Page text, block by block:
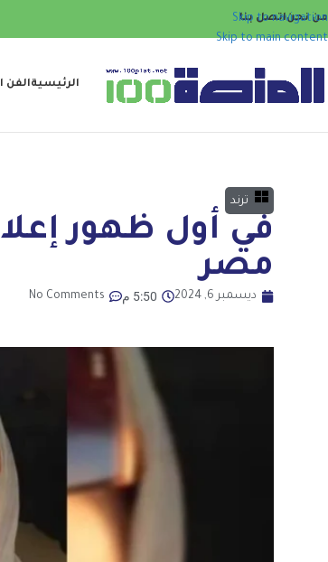
Skip to navigation
Skip to main content
من نحناتصل بنا
الرئيسيةالفن
ترند
في أول ظهور
مصر
ديسمبر 6, 2024 5:50 م No Comments